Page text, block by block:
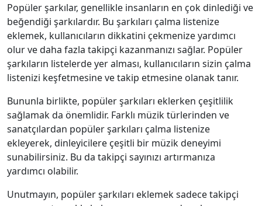
Popüler şarkılar, genellikle insanların en çok dinlediği ve
beğendiği şarkılardır. Bu şarkıları çalma listenize
eklemek, kullanıcıların dikkatini çekmenize yardımcı
olur ve daha fazla takipçi kazanmanızı sağlar. Popüler
şarkıların listelerde yer alması, kullanıcıların sizin çalma
listenizi keşfetmesine ve takip etmesine olanak tanır.
Bununla birlikte, popüler şarkıları eklerken çeşitlilik
sağlamak da önemlidir. Farklı müzik türlerinden ve
sanatçılardan popüler şarkıları çalma listenize
ekleyerek, dinleyicilere çeşitli bir müzik deneyimi
sunabilirsiniz. Bu da takipçi sayınızı artırmanıza
yardımcı olabilir.
Unutmayın, popüler şarkıları eklemek sadece takipçi